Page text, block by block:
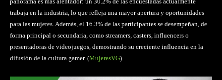
trabaja en la industria, lo que refleja una mayor apertura y oportunidades
para las mujeres. Además, el 16.3% de las participantes se desempeñan, de
forma principal o secundaria, como streamers, casters, influencers o
presentadoras de videojuegos, demostrando su creciente influencia en la
difusión de la cultura gamer. (MujeresVG).